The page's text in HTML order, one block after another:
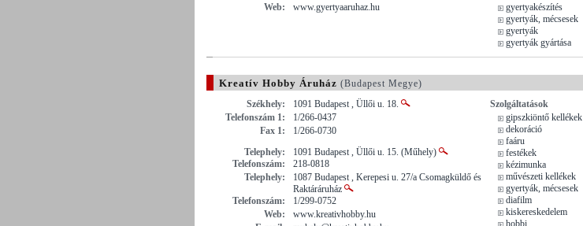
Web:
www.gyertyaaruhaz.hu
gyertyakészítés
gyertyák, mécsesek
gyertyák
gyertyák gyártása
Kreatív Hobby Áruház (Budapest Megye)
Székhely:
1091 Budapest , Üllői u. 18.
Telefonszám 1:
1/266-0437
Fax 1:
1/266-0730
Telephely:
1091 Budapest , Üllői u. 15. (Műhely)
Telefonszám:
218-0818
Telephely:
1087 Budapest , Kerepesi u. 27/a Csomagküldő és
Raktáráruház
Telefonszám:
1/299-0752
Web:
www.kreativhobby.hu
Szolgáltatások
gipszkiöntő kellékek
dekoráció
faáru
festékek
kézimunka
művészeti kellékek
gyertyák, mécsesek
diafilm
kiskereskedelem
hobbi